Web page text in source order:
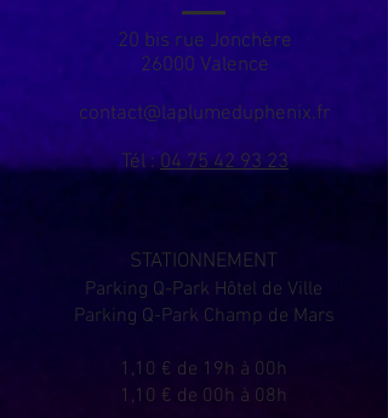
20 bis rue Jonchère
26000 Valence
contact@laplumeduphenix.fr
​Tél :04 75 42 93 23
Parking Q-Park Hôtel de Ville
Parking Q-Park Champ de Mars
1,10 € de 19h à 00h
1,10 € de 00h à 08h
STATIONNEMENT